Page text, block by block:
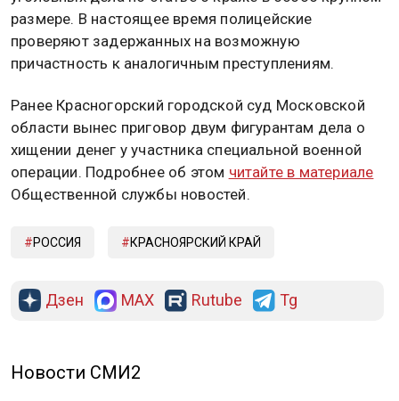
размере. В настоящее время полицейские
проверяют задержанных на возможную
причастность к аналогичным преступлениям.
Ранее Красногорский городской суд Московской
области вынес приговор двум фигурантам дела о
хищении денег у участника специальной военной
операции. Подробнее об этом читайте в материале
Общественной службы новостей.
РОССИЯ КРАСНОЯРСКИЙ КРАЙ
Дзен MAX Rutube Tg
Новости СМИ2